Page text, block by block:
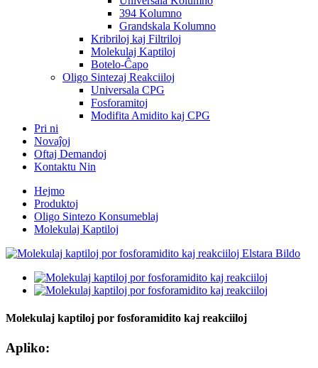
394 Kolumno
Grandskala Kolumno
Kribriloj kaj Filtriloj
Molekulaj Kaptiloj
Botelo-Ĉapo
Oligo Sintezaj Reakciiloj
Universala CPG
Fosforamitoj
Modifita Amidito kaj CPG
Pri ni
Novaĵoj
Oftaj Demandoj
Kontaktu Nin
Hejmo
Produktoj
Oligo Sintezo Konsumeblaj
Molekulaj Kaptiloj
Molekulaj kaptiloj por fosforamidito kaj reakciiloj
Apliko: